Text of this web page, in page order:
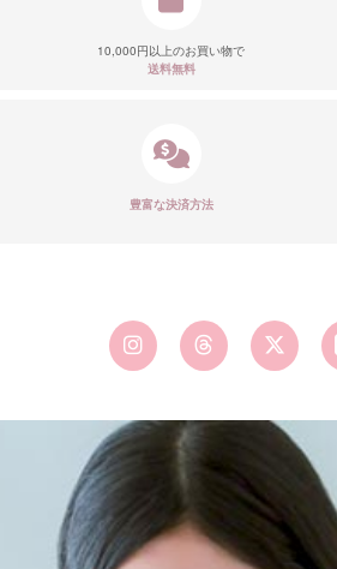
10,000円以上のお買い物で
送料無料
豊富な決済方法